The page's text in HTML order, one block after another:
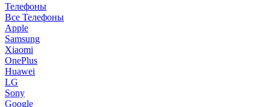
Телефоны
Все Телефоны
Apple
Samsung
Xiaomi
OnePlus
Huawei
LG
Sony
Google